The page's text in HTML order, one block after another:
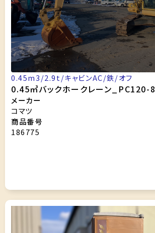
0.45m3/2.9t/キャビンAC/鉄/オフ
0.45㎥バックホークレーン_PC120-8
メーカー
コマツ
商品番号
186775